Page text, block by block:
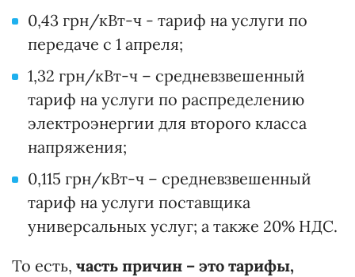
0,43 грн/кВт-ч - тариф на услуги по
передаче с 1 апреля;
1,32 грн/кВт-ч – средневзвешенный
тариф на услуги по распределению
электроэнергии для второго класса
напряжения;
0,115 грн/кВт-ч – средневзвешенный
тариф на услуги поставщика
универсальных услуг; а также 20% НДС.
То есть, часть причин – это тарифы,